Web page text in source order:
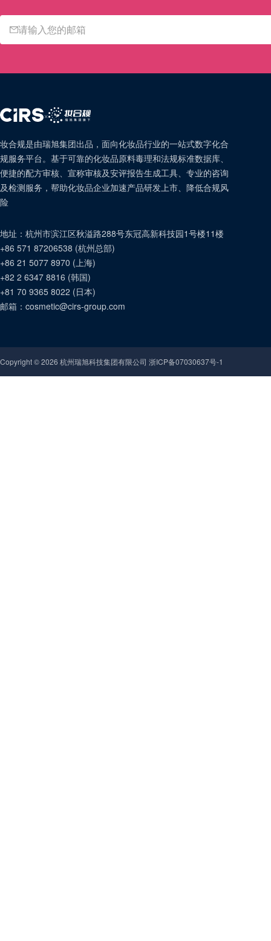
×
妆合规是由瑞旭集团出品，面向化妆品行业的一站式数字化合
规服务平台。基于可靠的化妆品原料毒理和法规标准数据库、
便捷的配方审核、宣称审核及安评报告生成工具、专业的咨询
及检测服务，帮助化妆品企业加速产品研发上市、降低合规风
险
地址： 杭州市滨江区秋溢路288号东冠高新科技园1号楼11楼
+86 571 87206538 (杭州总部)
+86 21 5077 8970 (上海)
+82 2 6347 8816 (韩国)
+81 70 9365 8022 (日本)
邮箱： cosmetic@cirs-group.com
Copyright ©2026 杭州瑞旭科技集团有限公司 浙ICP备07030637号-1